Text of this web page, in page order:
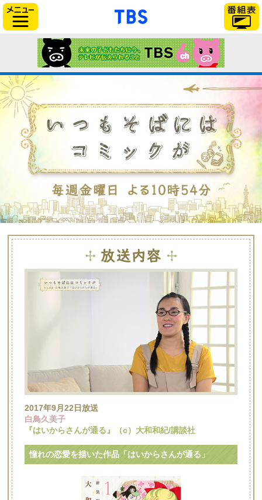
「TBSテレビ」トップ
2017年9月22日放送
白鳥久美子
『はいからさんが通る』（c）大和和紀/講談社
憧れの恋愛を描いた作品「はいからさんが通る」